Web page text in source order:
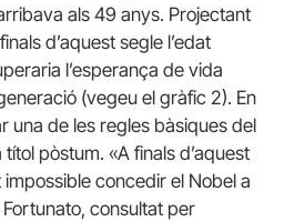
als 49 anys. Projectant
d’aquest segle l’edat
l’esperança de vida
(vegeu el gràfic 2). En
una de les regles bàsiques del
pòstum. «A finals d’aquest
concedir el Nobel a
consultat per